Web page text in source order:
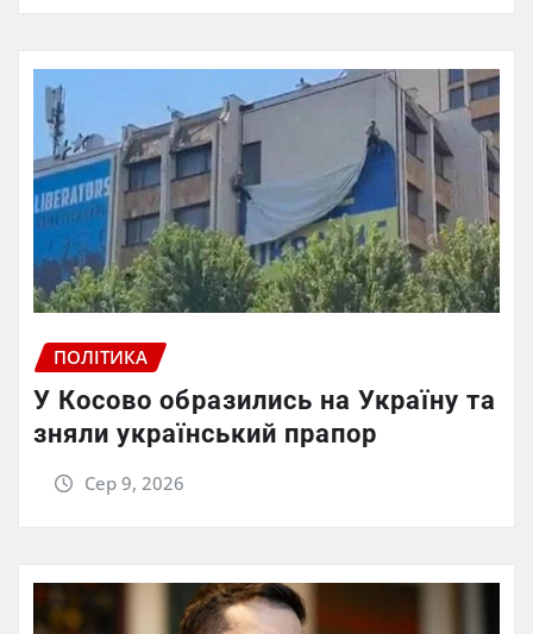
ПОЛІТИКА
У Косово образились на Україну та
зняли український прапор
Сер 9, 2026